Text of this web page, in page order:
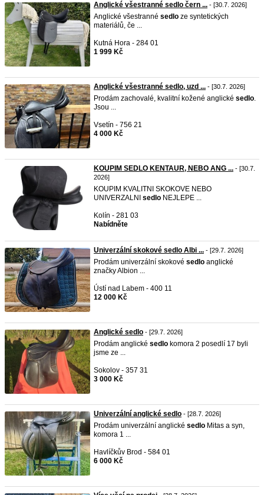
Anglické všestranné sedlo čern ... - [30.7. 2026]
Anglické všestranné sedlo ze syntetických
materiálů, če ...
Kutná Hora - 284 01
1 999 Kč
Anglické všestranné sedlo, uzd ... - [30.7. 2026]
Prodám zachovalé, kvalitní kožené anglické sedlo.
Jsou ...
Vsetín - 756 21
4 000 Kč
KOUPIM SEDLO KENTAUR, NEBO ANG ... - [30.7.
2026]
KOUPIM KVALITNI SKOKOVE NEBO
UNIVERZALNI sedlo NEJLEPE ...
Kolín - 281 03
Nabídněte
Univerzální skokové sedlo Albi ... - [29.7. 2026]
Prodám univerzální skokové sedlo anglické
značky Albion ...
Ústí nad Labem - 400 11
12 000 Kč
Anglické sedlo - [29.7. 2026]
Prodám anglické sedlo komora 2 posedlí 17 byli
jsme ze ...
Sokolov - 357 31
3 000 Kč
Univerzální anglické sedlo - [28.7. 2026]
Prodám univerzální anglické sedlo Mitas a syn,
komora 1 ...
Havlíčkův Brod - 584 01
6 000 Kč